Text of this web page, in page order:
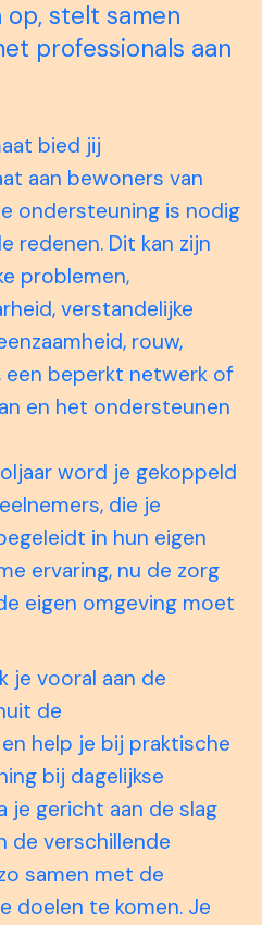
stelt samen
professionals aan
bied jij
aan bewoners van
ondersteuning is nodig
redenen. Dit kan zijn
problemen,
verstandelijke
rouw,
een beperkt netwerk of
en het ondersteunen
word je gekoppeld
die je
in hun eigen
ervaring, nu de zorg
eigen omgeving moet
je vooral aan de
de
help je bij praktische
bij dagelijkse
je gericht aan de slag
de verschillende
samen met de
doelen te komen. Je